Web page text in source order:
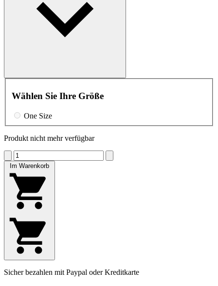
Wählen Sie Ihre Größe
One Size
Produkt nicht mehr verfügbar
Im Warenkorb
Sicher bezahlen mit Paypal oder Kreditkarte